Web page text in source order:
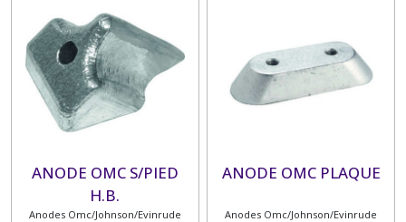
ANODE OMC S/PIED
H.B.
Anodes Omc/Johnson/Evinrude
ANODE OMC PLAQUE
Anodes Omc/Johnson/Evinrude